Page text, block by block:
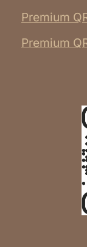
Premium
Premium